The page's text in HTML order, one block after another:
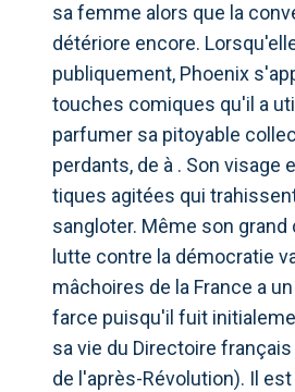
sa femme alors que la
détériore encore.
publiquement, Phoenix
touches comiques qu'il a
parfumer sa pitoyable
perdants, de à . Son visage
tiques agitées qui
sangloter. Même son grand
lutte contre la démocratie
mâchoires de la France a
farce puisqu'il fuit
sa vie du Directoire
de l'après-Révolution). Il